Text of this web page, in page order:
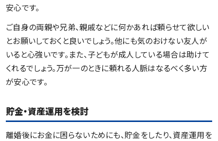
安心です。
ご自身の両親や兄弟、親戚などに何かあれば頼らせて欲しい
とお願いしておくと良いでしょう。他にも気のおけない友人が
いると心強いです。また、子どもが成人している場合は助けて
くれるでしょう。万が一のときに頼れる人脈はなるべく多い方
が安心です。
貯金・資産運用を検討
離婚後にお金に困らないためにも、貯金をしたり、資産運用を